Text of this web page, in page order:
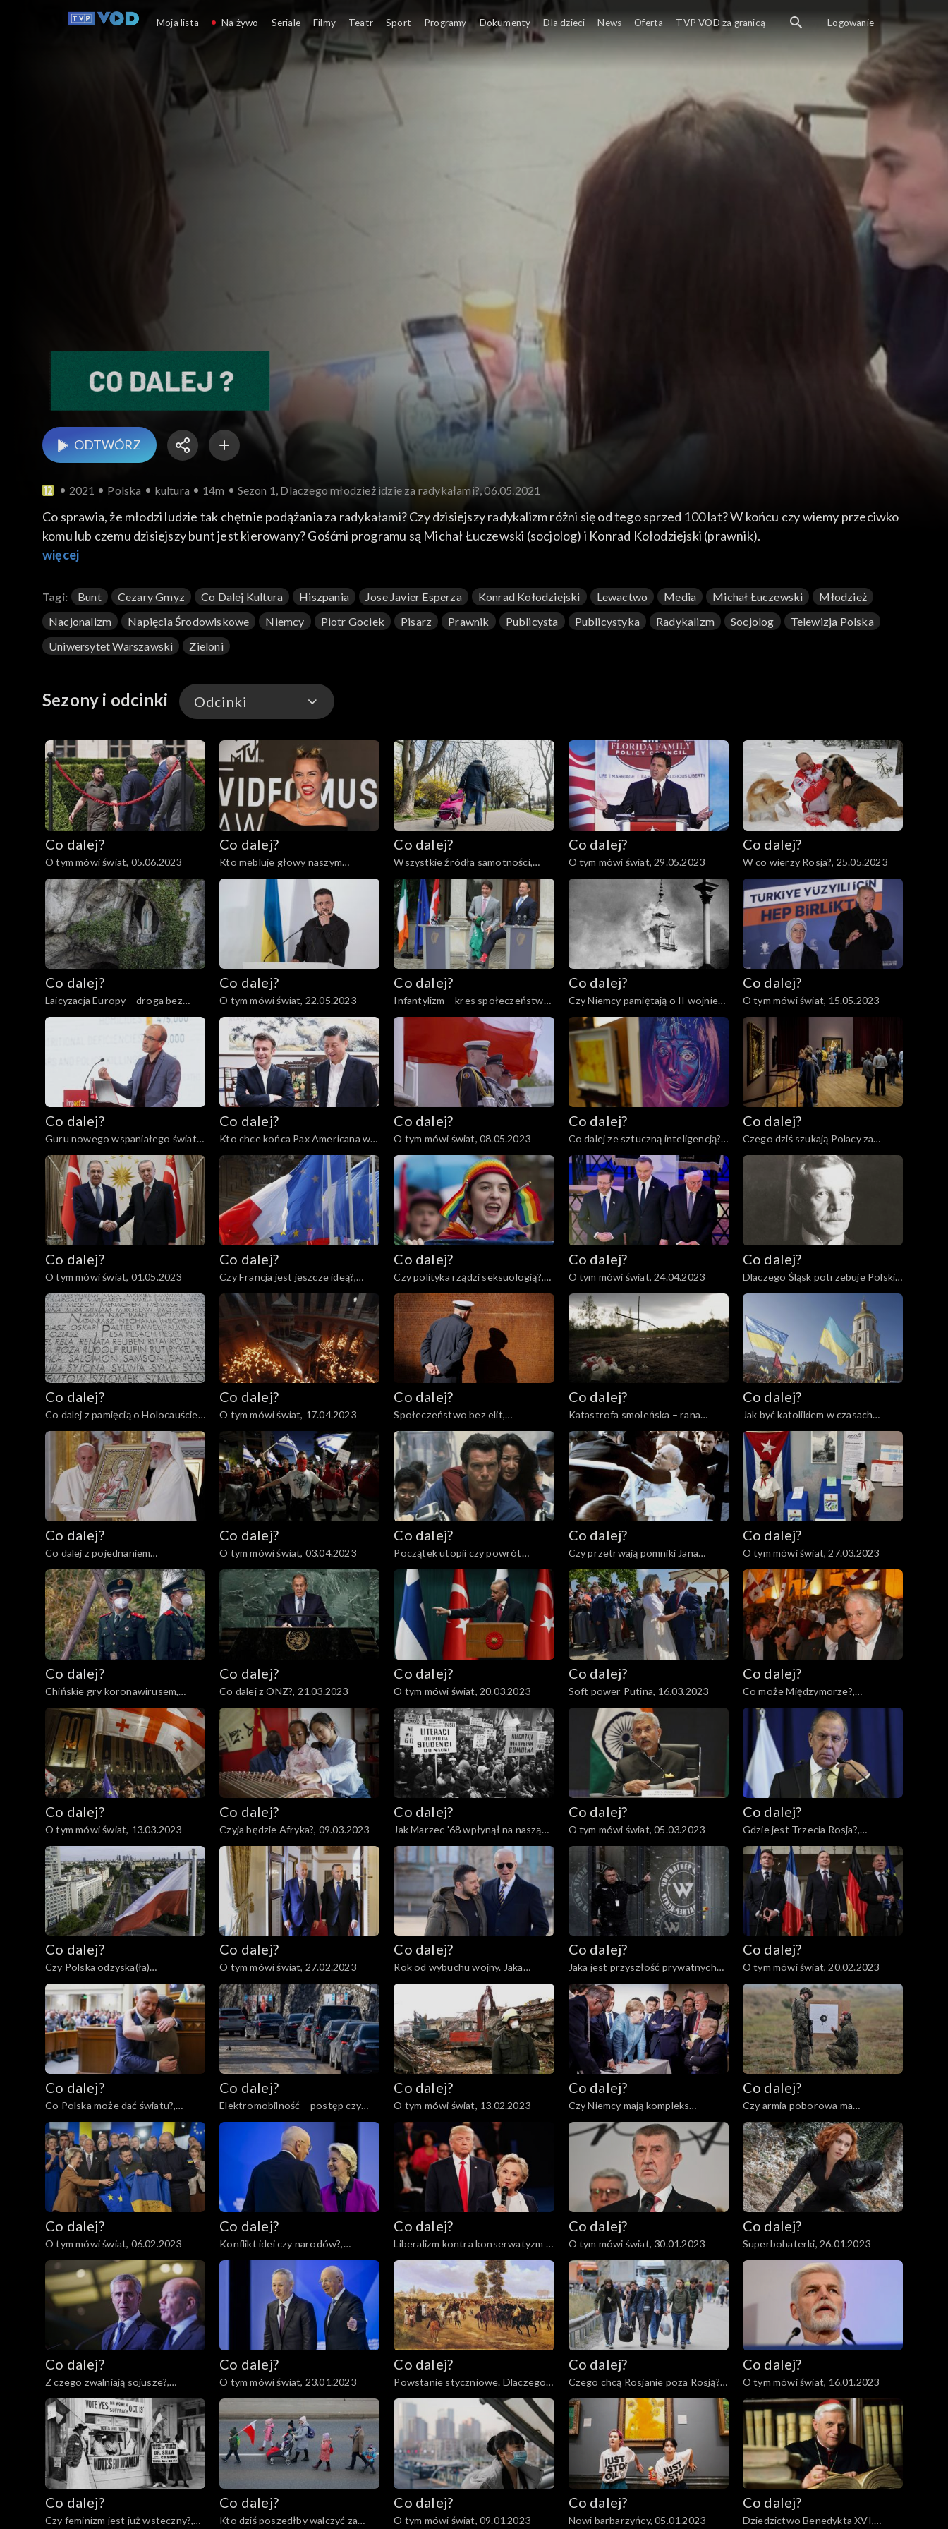
Co dalej?
ODTWÓRZ
2021 Polska kultura 14m Sezon 1, Dlaczego młodzież idzie za radykałami?, 06.05.2021
Co sprawia, że młodzi ludzie tak chętnie podążania za radykałami? Czy dzisiejszy radykalizm różni się od tego sprzed 100 lat? W końcu czy wiemy przeciwko
komu lub czemu dzisiejszy bunt jest kierowany? Gośćmi programu są Michał Łuczewski (socjolog) i Konrad Kołodziejski (prawnik).
więcej
Tagi: Bunt Cezary Gmyz Co Dalej Kultura Hiszpania Jose Javier Esperza Konrad Kołodziejski Lewactwo Media Michał Łuczewski
Młodzież
Nacjonalizm
Napięcia Środowiskowe Niemcy Piotr Gociek Pisarz Prawnik Publicysta Publicystyka Radykalizm Socjolog
Telewizja Polska
Uniwersytet Warszawski
Zieloni
Sezony i odcinki Odcinki
Odcinki
Co dalej?
O tym mówi świat, 05.06.2023
Co dalej?
Kto mebluje głowy naszym
dzieciom?, 01.06.2023
Co dalej?
Wszystkie źródła samotności,
30.05.2023
Co dalej?
O tym mówi świat, 29.05.2023
Co dalej?
W co wierzy Rosja?, 25.05.2023
Co dalej?
Laicyzacja Europy – droga bez
powrotu?, 23.05.2023
Co dalej?
O tym mówi świat, 22.05.2023
Co dalej?
Infantylizm – kres społeczeństwa
obywatelskiego, 18.05.2023
Co dalej?
Czy Niemcy pamiętają o II wojnie
światowej?, 16.05.2023
Co dalej?
O tym mówi świat, 15.05.2023
Co dalej?
Guru nowego wspaniałego świata
czy grabarze człowieczeństwa?,
11.05.2023
Co dalej?
Kto chce końca Pax Americana w
Europie?, 09.05.2023
Co dalej?
O tym mówi świat, 08.05.2023
Co dalej?
Co dalej ze sztuczną inteligencją?,
04.05.2023
Co dalej?
Czego dziś szukają Polacy za
granicą?, 02.05.2023
Co dalej?
O tym mówi świat, 01.05.2023
Co dalej?
Czy Francja jest jeszcze ideą?,
27.04.2023
Co dalej?
Czy polityka rządzi seksuologią?,
25.04.2023
Co dalej?
O tym mówi świat, 24.04.2023
Co dalej?
Dlaczego Śląsk potrzebuje Polski?,
20.04.2023
Co dalej?
Co dalej z pamięcią o Holocauście?
80. rocznica powstania w getcie
warszawskim, 18.04.2023
Co dalej?
O tym mówi świat, 17.04.2023
Co dalej?
Społeczeństwo bez elit,
13.04.2023
Co dalej?
Katastrofa smoleńska – rana
otwarta czy zabliźniona?,
11.04.2023
Co dalej?
Jak być katolikiem w czasach
wojny?, 06.04.2023
Co dalej?
Co dalej z pojednaniem
katolicyzmu i prawosławia?,
04.04.2023
Co dalej?
O tym mówi świat, 03.04.2023
Co dalej?
Początek utopii czy powrót
cenzury?, 30.03.2023
Co dalej?
Czy przetrwają pomniki Jana
Pawła II?, 28.03.2023
Co dalej?
O tym mówi świat, 27.03.2023
Co dalej?
Chińskie gry koronawirusem,
23.03.2023
Co dalej?
Co dalej z ONZ?, 21.03.2023
Co dalej?
O tym mówi świat, 20.03.2023
Co dalej?
Soft power Putina, 16.03.2023
Co dalej?
Co może Międzymorze?,
14.03.2023
Co dalej?
O tym mówi świat, 13.03.2023
Co dalej?
Czyja będzie Afryka?, 09.03.2023
Co dalej?
Jak Marzec '68 wpłynął na naszą
historię?, 07.03.2023
Co dalej?
O tym mówi świat, 05.03.2023
Co dalej?
Gdzie jest Trzecia Rosja?,
02.03.2023
Co dalej?
Czy Polska odzyska(ła)
tożsamość?, 28.02.2023
Co dalej?
O tym mówi świat, 27.02.2023
Co dalej?
Rok od wybuchu wojny. Jaka
przyszłość czeka Ukrainę i świat?,
Co dalej?
Jaka jest przyszłość prywatnych
armii?, 21.02.2023
Co dalej?
O tym mówi świat, 20.02.2023
Co dalej?
Co Polska może dać światu?,
16.02.2023
Co dalej?
Elektromobilność – postęp czy
regres?, 14.02.2023
Co dalej?
O tym mówi świat, 13.02.2023
Co dalej?
Czy Niemcy mają kompleks
Ameryki?, 09.02.2023
Co dalej?
Czy armia poborowa ma
przyszłość?, 07.02.2023
Co dalej?
O tym mówi świat, 06.02.2023
Co dalej?
Konflikt idei czy narodów?,
02.02.2023
Co dalej?
Liberalizm kontra konserwatyzm –
czyj koniec jest bliższy?,
31.01.2023
Co dalej?
O tym mówi świat, 30.01.2023
Co dalej?
Superbohaterki, 26.01.2023
Co dalej?
Z czego zwalniają sojusze?,
24.01.2023
Co dalej?
O tym mówi świat, 23.01.2023
Co dalej?
Powstanie styczniowe. Dlaczego
miało sens?, 19.01.2023
Co dalej?
Czego chcą Rosjanie poza Rosją?,
17.01.2023
Co dalej?
O tym mówi świat, 16.01.2023
Co dalej?
Czy feminizm jest już wsteczny?,
Co dalej?
Kto dziś poszedłby walczyć za
Co dalej?
O tym mówi świat, 09.01.2023
Co dalej?
Nowi barbarzyńcy, 05.01.2023
Co dalej?
Dziedzictwo Benedykta XVI,
Moja lista Na żywo Seriale Filmy Teatr Sport Programy Dokumenty Dla dzieci News Oferta TVP VOD za granicą Logowanie